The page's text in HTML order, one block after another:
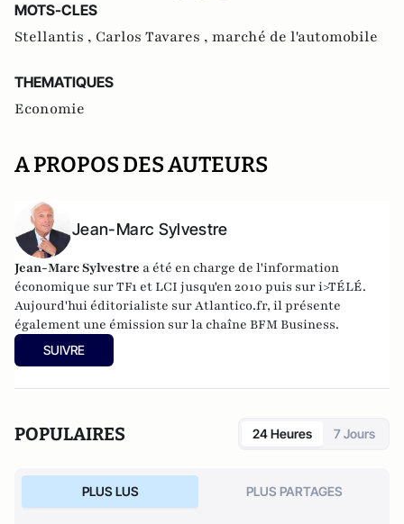
MOTS-CLES
Stellantis , Carlos Tavares , marché de l'automobile
THEMATIQUES
Economie
A PROPOS DES AUTEURS
Jean-Marc Sylvestre
Jean-Marc Sylvestre a été en charge de l'information
économique sur TF1 et LCI jusqu'en 2010 puis sur i>TÉLÉ.
Aujourd'hui éditorialiste sur Atlantico.fr, il présente
également une émission sur la chaîne BFM Business.
SUIVRE
POPULAIRES 24 Heures 7 Jours
PLUS LUS PLUS PARTAGES